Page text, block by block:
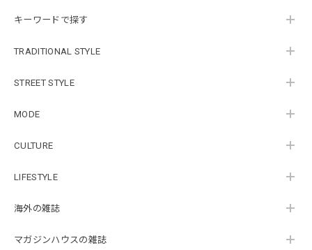
キーワードで探す
TRADITIONAL STYLE
STREET STYLE
MODE
CULTURE
LIFESTYLE
海外の雑誌
マガジンハウスの雑誌